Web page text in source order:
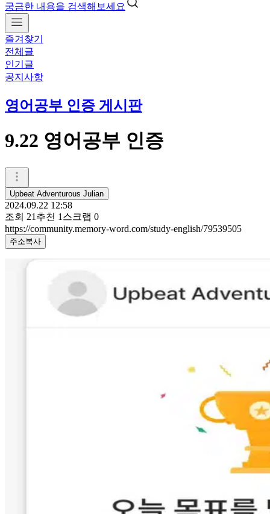
궁금한 내용을 검색해보세요
즐겨찾기
전체글
인기글
공지사항
영어공부 인증 게시판
9.22 영어공부 인증
Upbeat Adventurous Julian
2024.09.22 12:58
조회 21 추천 1 스크랩 0
https://community.memory-word.com/study-english/79539505
주소복사